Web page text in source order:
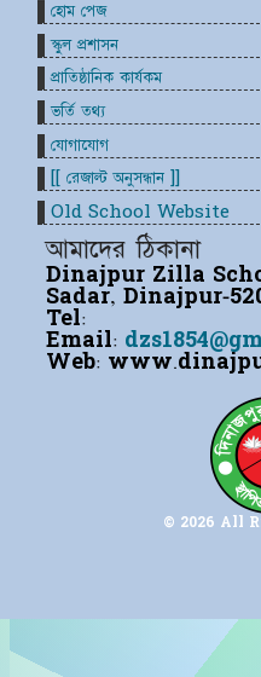
© 2026 All
আমাদের ঠিকানা
Dinajpur Zilla
Sadar, Dinajpur-
Tel:
Email:
Web:
হোম পেজ
স্কুল প্রশাসন
প্রাতিষ্ঠানিক কার্যকম
ভর্তি তথ্য
যোগাযোগ
[[ রেজাল্ট অনুসন্ধান ]]
Old School Website